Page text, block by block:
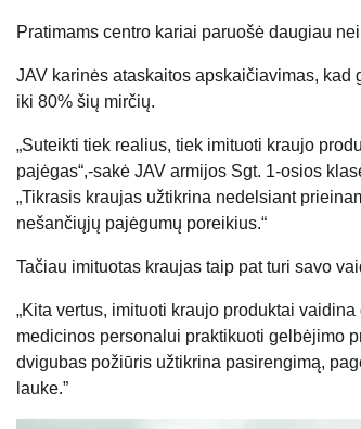
Pratimams centro kariai paruošė daugiau
JAV karinės ataskaitos apskaičiavimas,
iki 80% šių mirčių.
„Suteikti tiek realius, tiek imituoti kraujo
pajėgas“,-sakė JAV armijos Sgt. 1-osios
„Tikrasis kraujas užtikrina nedelsiant
nešančiųjų pajėgumų poreikius.“
Tačiau imituotas kraujas taip pat turi savo
„Kita vertus, imituoti kraujo produktai
medicinos personalui praktikuoti gelbėjimo
dvigubas požiūris užtikrina pasirengimą,
lauke.”